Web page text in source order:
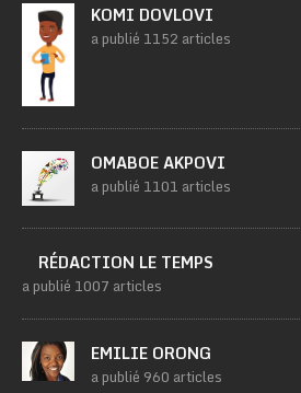
KOMI DOVLOVI
a publié 1152 articles
OMABOE AKPOVI
a publié 1101 articles
RÉDACTION LE TEMPS
a publié 1007 articles
EMILIE ORONG
a publié 960 articles